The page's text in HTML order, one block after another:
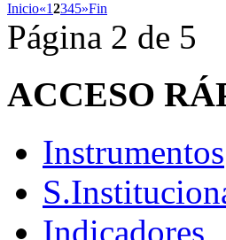
Inicio«12345»Fin
Página 2 de 5
ACCESO
Instrumentos
Indicadores